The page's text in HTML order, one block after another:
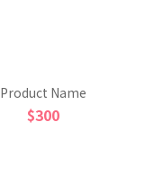
Product Name
$300